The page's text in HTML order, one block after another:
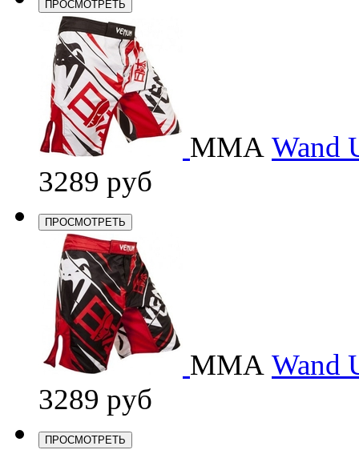
ПРОСМОТРЕТЬ
ММА Wand
3289 руб
ПРОСМОТРЕТЬ
ММА Wand
3289 руб
ПРОСМОТРЕТЬ